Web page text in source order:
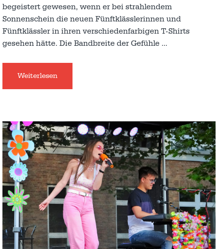
begeistert gewesen, wenn er bei strahlendem
Sonnenschein die neuen Fünftklässlerinnen und
Fünftklässler in ihren verschiedenfarbigen T-Shirts
gesehen hätte. Die Bandbreite der Gefühle …
Weiterlesen